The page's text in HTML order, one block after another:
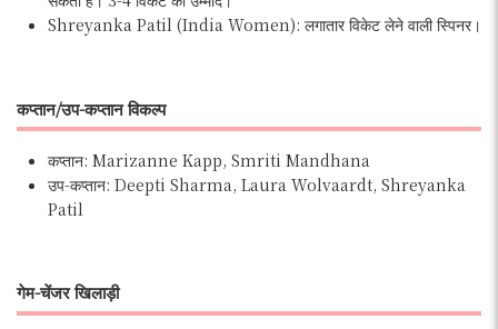
Shreyanka Patil (India Women): लगातार विकेट लेने वाली स्पिनर।
कप्तान/उप-कप्तान विकल्प
कप्तान: Marizanne Kapp, Smriti Mandhana
उप-कप्तान: Deepti Sharma, Laura Wolvaardt, Shreyanka
Patil
गेम-चेंजर खिलाड़ी